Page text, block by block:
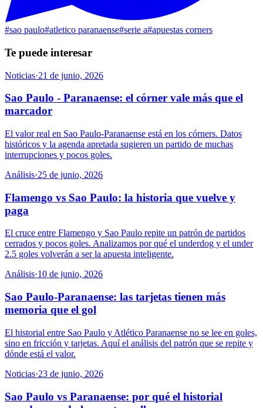
#sao paulo#atletico paranaense#serie a#apuestas corners
Te puede interesar
Noticias·21 de junio, 2026
Sao Paulo - Paranaense: el córner vale más que el
marcador
El valor real en Sao Paulo-Paranaense está en los córners. Datos
históricos y la agenda apretada sugieren un partido de muchas
interrupciones y pocos goles.
Análisis·25 de junio, 2026
Flamengo vs Sao Paulo: la historia que vuelve y
paga
El cruce entre Flamengo y Sao Paulo repite un patrón de partidos
cerrados y pocos goles. Analizamos por qué el underdog y el under
2.5 goles volverán a ser la apuesta inteligente.
Análisis·10 de junio, 2026
Sao Paulo-Paranaense: las tarjetas tienen más
memoria que el gol
El historial entre Sao Paulo y Atlético Paranaense no se lee en goles,
sino en fricción y tarjetas. Aquí el análisis del patrón que se repite y
dónde está el valor.
Noticias·23 de junio, 2026
Sao Paulo vs Paranaense: por qué el historial